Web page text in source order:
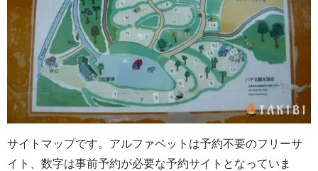
サイトマップです。アルファベットは予約不要のフリーサ
イト、数字は事前予約が必要な予約サイトとなっていま